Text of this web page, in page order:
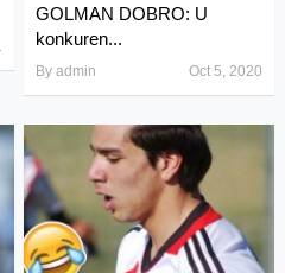
GOLMAN DOBRO: U
konkuren...
Byadmin Oct 5, 2020